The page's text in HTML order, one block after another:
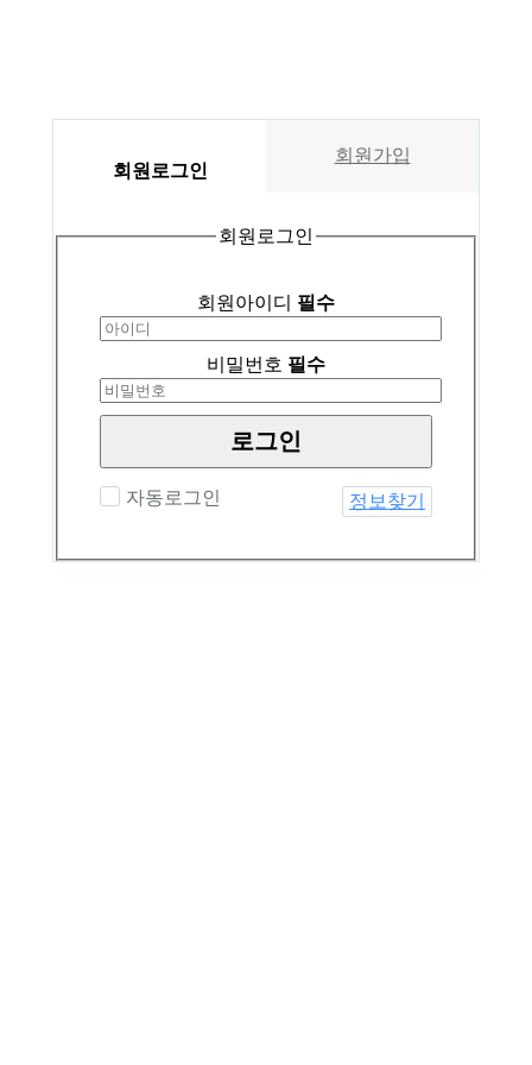
회원 로그인
회원가입
회원로그인
회원아이디 필수
비밀번호 필수
로그인
자동로그인 정보찾기